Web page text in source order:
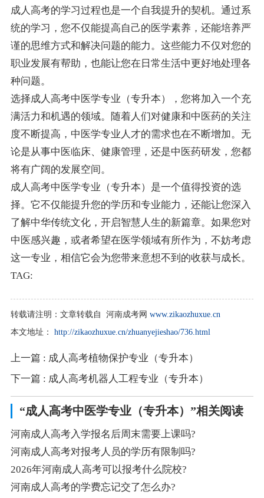
成人高考的学习过程也是一个自我提升的契机。通过系
统的学习，您不仅能提高自己的医学素养，还能培养严
谨的思维方式和解决问题的能力。这些能力不仅对您的
职业发展有帮助，也能让您在日常生活中更好地处理各
种问题。
选择成人高考中医学专业（专升本），您将加入一个充
满活力和机遇的领域。随着人们对健康和中医药的关注
度不断提高，中医学专业人才的需求也在不断增加。无
论是从事中医临床、健康管理，还是中医药研发，您都
将有广阔的发展空间。
成人高考中医学专业（专升本）是一个值得投资的选
择。它不仅能提升您的学历和专业能力，还能让您深入
了解中华传统文化，开启智慧人生的新篇章。如果您对
中医感兴趣，或者希望在医学领域有所作为，不妨考虑
这一专业，相信它会为您带来意想不到的收获与成长。
TAG:
转载请注明： 文章转载自 河南成考网 www.zikaozhuxue.cn
本文地址：
http://zikaozhuxue.cn/zhuanyejieshao/736.html
上一篇 : 成人高考植物保护专业（专升本）
下一篇 : 成人高考机器人工程专业（专升本）
“成人高考中医学专业（专升本）”相关阅读
河南成人高考入学报名后周末需要上课吗?
河南成人高考对报考人员的学历有限制吗?
2026年河南成人高考可以报考什么院校?
河南成人高考的学费忘记交了怎么办?